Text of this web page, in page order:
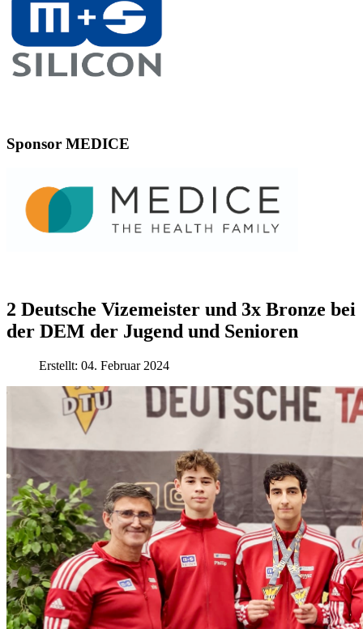
Sponsor MEDICE
2 Deutsche Vizemeister und 3x Bronze bei
der DEM der Jugend und Senioren
Erstellt: 04. Februar 2024